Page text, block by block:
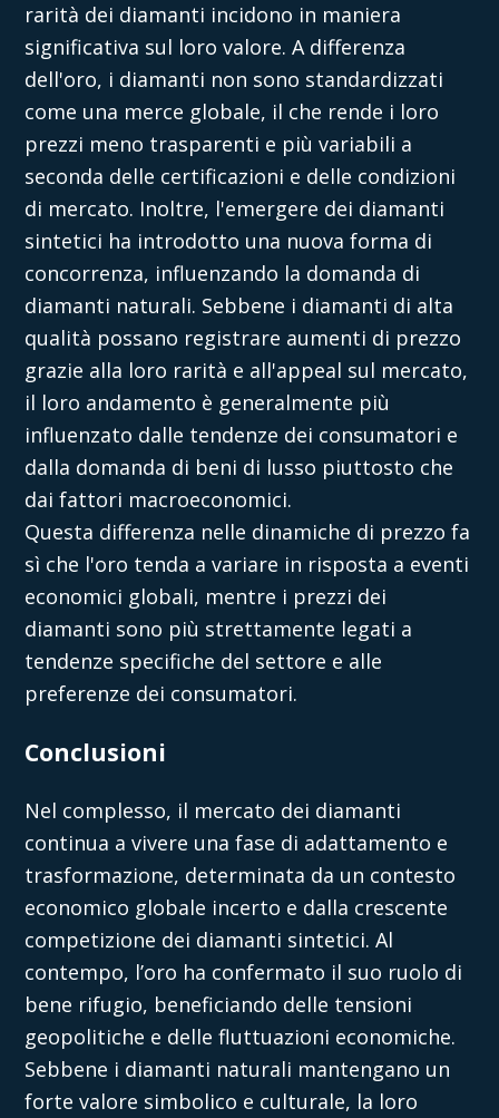
rarità dei diamanti incidono in maniera
significativa sul loro valore. A differenza
dell'oro, i diamanti non sono standardizzati
come una merce globale, il che rende i loro
prezzi meno trasparenti e più variabili a
seconda delle certificazioni e delle condizioni
di mercato. Inoltre, l'emergere dei diamanti
sintetici ha introdotto una nuova forma di
concorrenza, influenzando la domanda di
diamanti naturali. Sebbene i diamanti di alta
qualità possano registrare aumenti di prezzo
grazie alla loro rarità e all'appeal sul mercato,
il loro andamento è generalmente più
influenzato dalle tendenze dei consumatori e
dalla domanda di beni di lusso piuttosto che
dai fattori macroeconomici.
Questa differenza nelle dinamiche di prezzo fa
sì che l'oro tenda a variare in risposta a eventi
economici globali, mentre i prezzi dei
diamanti sono più strettamente legati a
tendenze specifiche del settore e alle
preferenze dei consumatori.
Conclusioni
Nel complesso, il mercato dei diamanti
continua a vivere una fase di adattamento e
trasformazione, determinata da un contesto
economico globale incerto e dalla crescente
competizione dei diamanti sintetici. Al
contempo, l’oro ha confermato il suo ruolo di
bene rifugio, beneficiando delle tensioni
geopolitiche e delle fluttuazioni economiche.
Sebbene i diamanti naturali mantengano un
forte valore simbolico e culturale, la loro